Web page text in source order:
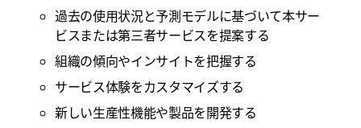
過去の使用状況と予測モデルに基づいて本サー
ビスまたは第三者サービスを提案する
組織の傾向やインサイトを把握する
サービス体験をカスタマイズする
新しい生産性機能や製品を開発する